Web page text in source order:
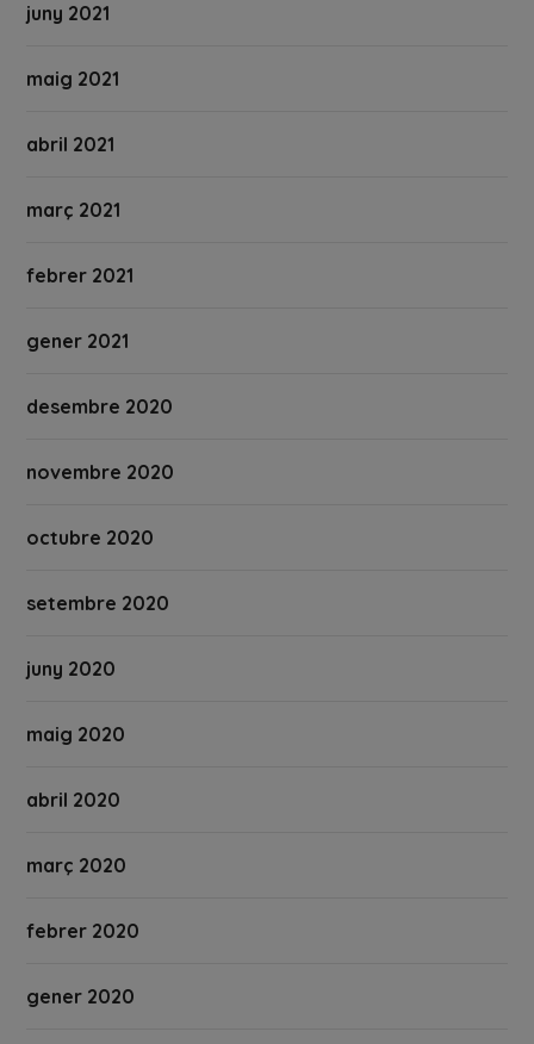
juny 2021
maig 2021
abril 2021
març 2021
febrer 2021
gener 2021
desembre 2020
novembre 2020
octubre 2020
setembre 2020
juny 2020
maig 2020
abril 2020
març 2020
febrer 2020
gener 2020